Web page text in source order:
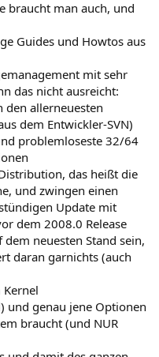
braucht man auch, und
Guides und Howtos aus
mit sehr
das nicht ausreicht:
den allerneuesten
dem Entwickler-SVN)
problemloseste 32/64
das heißt die
und zwingen einen
Update mit
dem 2008.0 Release
neuesten Stand sein,
daran garnichts (auch
und genau jene Optionen
braucht (und NUR